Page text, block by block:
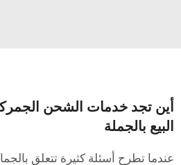
أين تجد خدمات الشحن
البيع بالجملة
عندما تطرح أسئلة كثيرة تتعلق